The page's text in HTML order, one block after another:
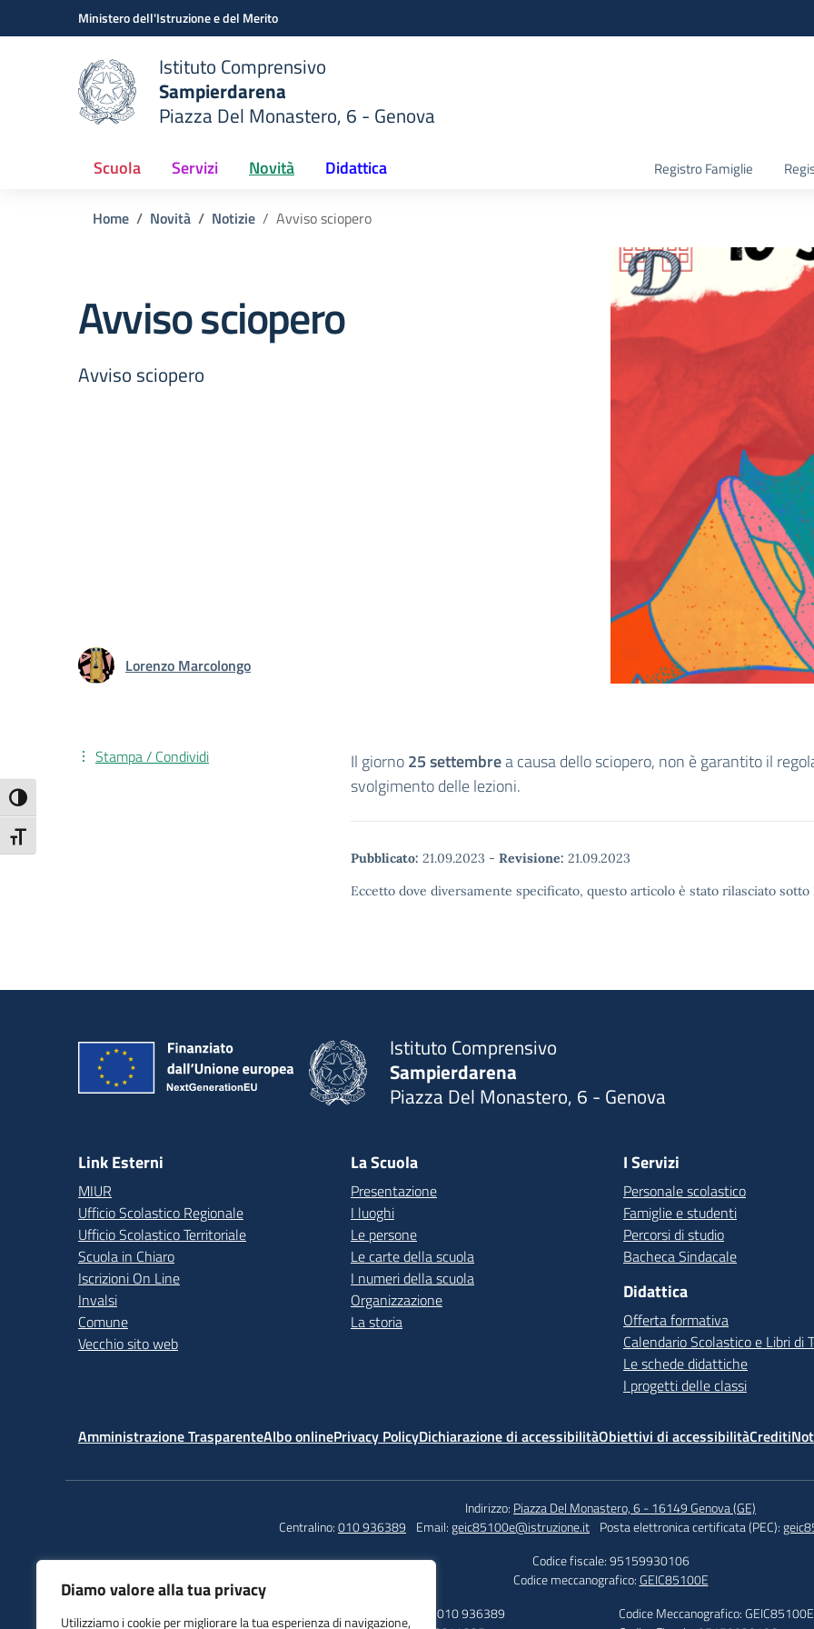
Diamo valore alla tua privacy
Utilizziamo i cookie per migliorare la tua esperienza di navigazione,
Attiva/disattiva alto contrasto
Attiva/disattiva dimensione testo
Vai ai contenuti
Vai al menu di navigazioneMinistero dell'Istruzione e del Merito
scuola
Istituto Comprensivo
Sampierdarena
Piazza Del Monastero, 6 - Genova
Scuola Servizi Novità Didattica Registro Famiglie
Home Novità Notizie Avviso sciopero
Avviso sciopero
Avviso sciopero
Lorenzo Marcolongo
Il giorno25 settembrea causa dello sciopero, non è garantito il
svolgimento delle lezioni.
Pubblicato: 21.09.2023 - Revisione: 21.09.2023
Eccetto dove diversamente specificato, questo articolo è stato rilasciato
Stampa / Condividi
Istituto Comprensivo
Sampierdarena
Piazza Del Monastero, 6 - Genova
Link Esterni
MIUR
Ufficio Scolastico Regionale
Ufficio Scolastico Territoriale
Scuola in Chiaro
Iscrizioni On Line
Invalsi
Comune
Vecchio sito web
La Scuola
Presentazione
I luoghi
Le persone
Le carte della scuola
I numeri della scuola
Organizzazione
La storia
I Servizi
Personale scolastico
Famiglie e studenti
Percorsi di studio
Bacheca Sindacale
Didattica
Offerta formativa
Calendario Scolastico e Libri di
Le schede didattiche
I progetti delle classi
Amministrazione TrasparenteAlbo onlinePrivacy PolicyDichiarazione di accessibilitàObiettivi di accessibilitàCrediti
Indirizzo: Piazza Del Monastero, 6 - 16149 Genova (GE)
Centralino:010 936389 Email:geic85100e@istruzione.it Posta elettronica certificata (PEC):
Codice fiscale: 95159930106
Codice meccanografico:GEIC85100E
Telefono: 010 936389
Codice Meccanografico: GEIC85100E